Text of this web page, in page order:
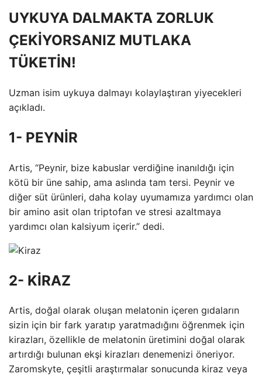
UYKUYA DALMAKTA ZORLUK
ÇEKİYORSANIZ MUTLAKA
TÜKETİN!
Uzman isim uykuya dalmayı kolaylaştıran yiyecekleri
açıkladı.
1- PEYNİR
Artis, “Peynir, bize kabuslar verdiğine inanıldığı için
kötü bir üne sahip, ama aslında tam tersi. Peynir ve
diğer süt ürünleri, daha kolay uyumamıza yardımcı olan
bir amino asit olan triptofan ve stresi azaltmaya
yardımcı olan kalsiyum içerir.” dedi.
2- KİRAZ
Artis, doğal olarak oluşan melatonin içeren gıdaların
sizin için bir fark yaratıp yaratmadığını öğrenmek için
kirazları, özellikle de melatonin üretimini doğal olarak
artırdığı bulunan ekşi kirazları denemenizi öneriyor.
Zaromskyte, çeşitli araştırmalar sonucunda kiraz veya